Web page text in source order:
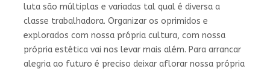
luta são múltiplas e variadas tal qual é diversa a
classe trabalhadora. Organizar os oprimidos e
explorados com nossa própria cultura, com nossa
própria estética vai nos levar mais além. Para arrancar
alegria ao futuro é preciso deixar aflorar nossa própria